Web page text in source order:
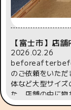
【富士市】店
2026.02.26
のご依頼をいた
体など大型サイ
た。店舗の中に
か困っていると